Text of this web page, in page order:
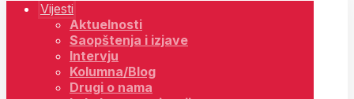
Vijesti
Aktuelnosti
Saopštenja i izjave
Intervju
Kolumna/Blog
Drugi o nama